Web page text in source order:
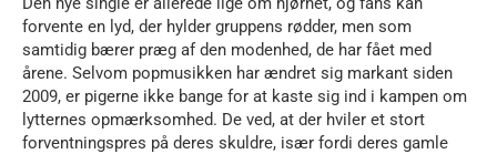
forvente en lyd, der hylder gruppens rødder, men som
samtidig bærer præg af den modenhed, de har fået med
årene. Selvom popmusikken har ændret sig markant siden
2009, er pigerne ikke bange for at kaste sig ind i kampen om
lytternes opmærksomhed. De ved, at der hviler et stort
forventningspres på deres skuldre, især fordi deres gamle